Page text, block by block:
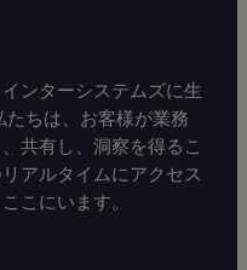
ンターシステムズに生
ちは、お客様が業務
共有し、洞察を得るこ
アルタイムにアクセス
こにいます。